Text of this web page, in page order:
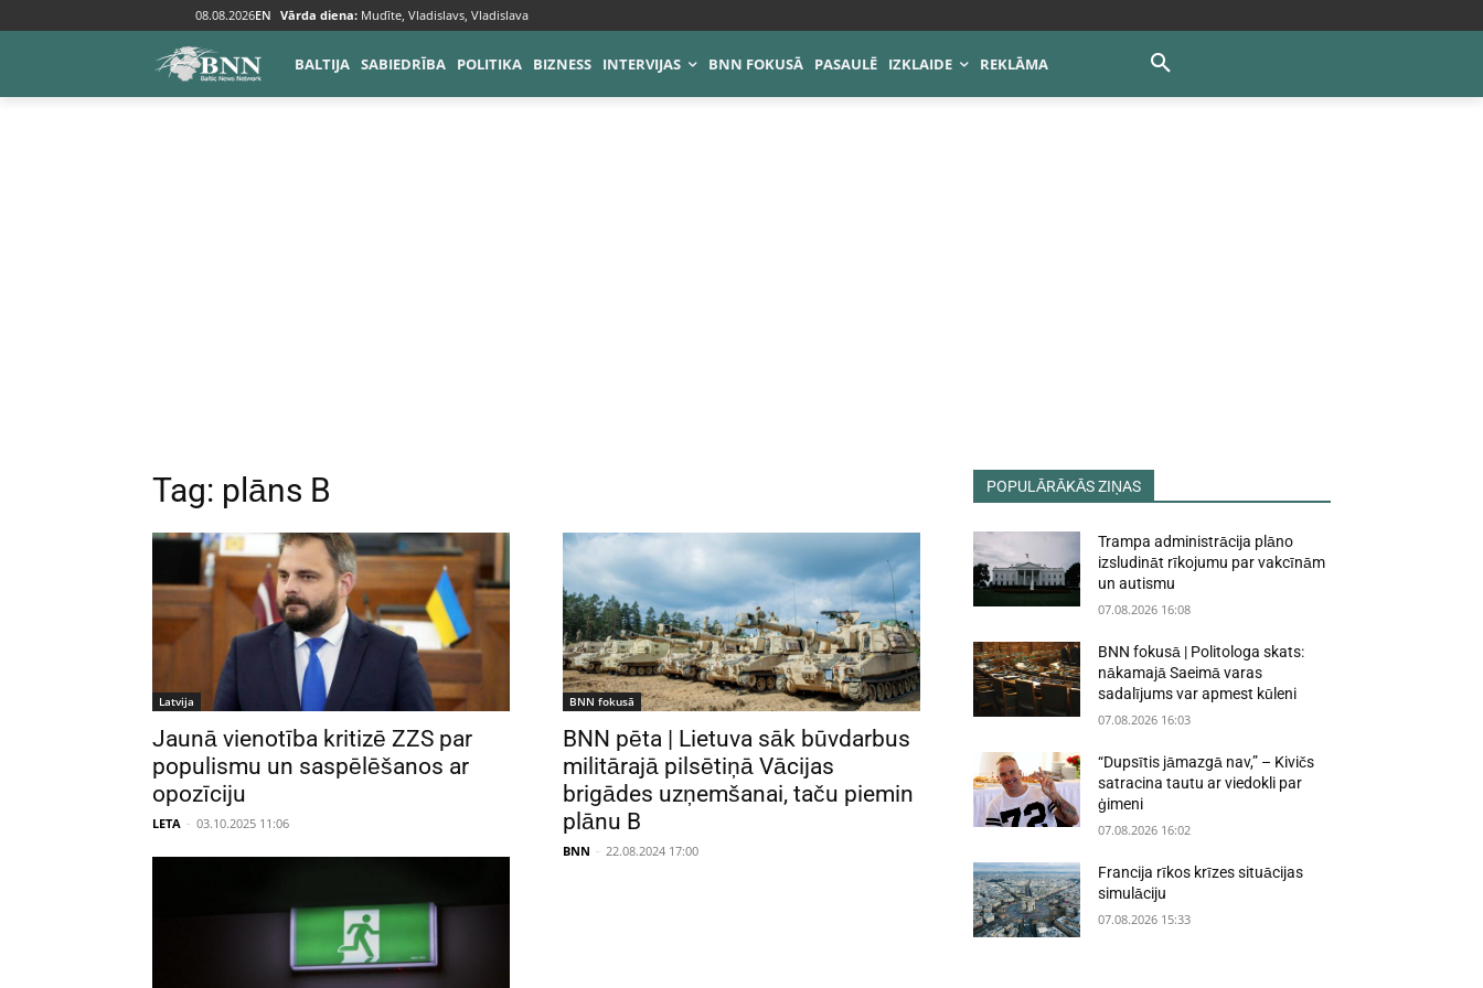
08.08.2026EN Vārda diena: Mudīte, Vladislavs, Vladislava
BALTIJA SABIEDRĪBA POLITIKA BIZNESS INTERVIJAS BNN FOKUSĀ PASAULĒ IZKLAIDE REKLĀMA
Tags Plāns B
Tag: plāns B
Latvija
Jaunā vienotība kritizē ZZS par
populismu un saspēlēšanos ar
opozīciju
LETA - 03.10.2025 11:06
BNN fokusā
BNN pēta | Lietuva sāk būvdarbus
militārajā pilsētiņā Vācijas
brigādes uzņemšanai, taču piemin
plānu B
BNN - 22.08.2024 17:00
POPULĀRĀKĀS ZIŅAS
Trampa administrācija plāno
izsludināt rīkojumu par vakcīnām
un autismu
07.08.2026 16:08
BNN fokusā | Politologa skats:
nākamajā Saeimā varas
sadalījums var apmest kūleni
07.08.2026 16:03
“Dupsītis jāmazgā nav,” – Kivičs
satracina tautu ar viedokli par
ģimeni
07.08.2026 16:02
Francija rīkos krīzes situācijas
simulāciju
07.08.2026 15:33